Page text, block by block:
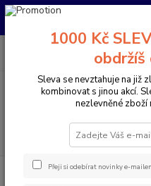
Pro nachystání kola / doplňků na
PO-PÁ 10:00-17:00 | SO: 9:00-12:00
Elektrokola Horská
1000 Kč
obdržíš
Sleva se nevztahuje na již
kombinovat s jinou akcí.
nezlevněné zboží
Přeji si odebírat novinky e-